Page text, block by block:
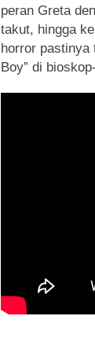
peran Greta
takut, hingga
horror pastinya
Boy” di